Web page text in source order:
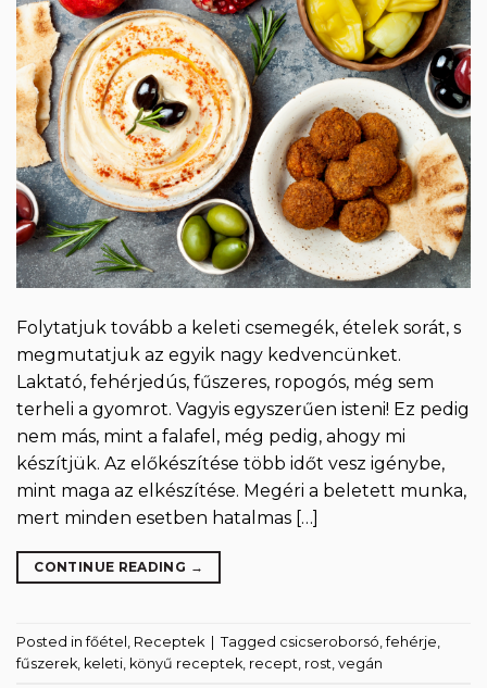
Folytatjuk tovább a keleti csemegék, ételek sorát, s
megmutatjuk az egyik nagy kedvencünket.
Laktató, fehérjedús, fűszeres, ropogós, még sem
terheli a gyomrot. Vagyis egyszerűen isteni! Ez pedig
nem más, mint a falafel, még pedig, ahogy mi
készítjük. Az előkészítése több időt vesz igénybe,
mint maga az elkészítése. Megéri a beletett munka,
mert minden esetben hatalmas […]
CONTINUE READING →
Posted infőétel Receptek | Tagged csicseroborsó ,fehérje
fűszerek keleti könyű receptek recept rost vegán